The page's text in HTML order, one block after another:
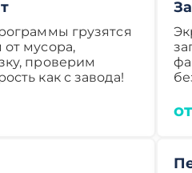
грузятся
от мусора,
проверим
как с завода!